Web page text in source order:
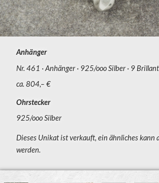
Anhänger
Nr. 461
Anhänger 925/ooo Silber
9
ca. 804,– €
Ohrstecker
925/ooo Silber
Dieses Unikat ist verkauft, ein ähnliches kann
werden.